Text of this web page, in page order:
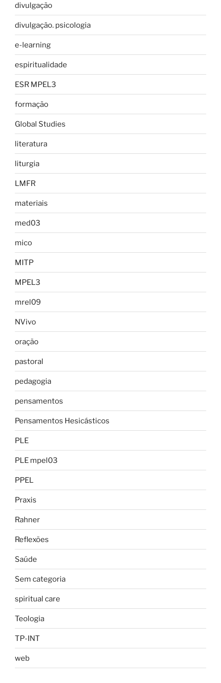
divulgação
divulgação. psicologia
e-learning
espiritualidade
ESR MPEL3
formação
Global Studies
literatura
liturgia
LMFR
materiais
med03
mico
MITP
MPEL3
mrel09
NVivo
oração
pastoral
pedagogia
pensamentos
Pensamentos Hesicásticos
PLE
PLE mpel03
PPEL
Praxis
Rahner
Reflexões
Saúde
Sem categoria
spiritual care
Teologia
TP-INT
web